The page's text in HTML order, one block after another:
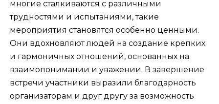
многие сталкиваются с различными
трудностями и испытаниями, такие
мероприятия становятся особенно ценными.
Они вдохновляют людей на создание крепких
и гармоничных отношений, основанных на
взаимопонимании и уважении. В завершение
встречи участники выразили благодарность
организаторам и друг другу за возможность